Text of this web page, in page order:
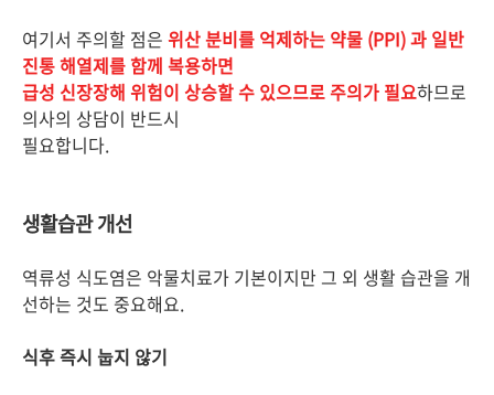
여기서 주의할 점은 위산 분비를 억제하는 약물 (PPI) 과 일반
진통 해열제를 함께 복용하면
급성 신장장해 위험이 상승할 수 있으므로 주의가 필요하므로
의사의 상담이 반드시
필요합니다.
생활습관 개선
역류성 식도염은 악물치료가 기본이지만 그 외 생활 습관을 개
선하는 것도 중요해요.
식후 즉시 눕지 않기